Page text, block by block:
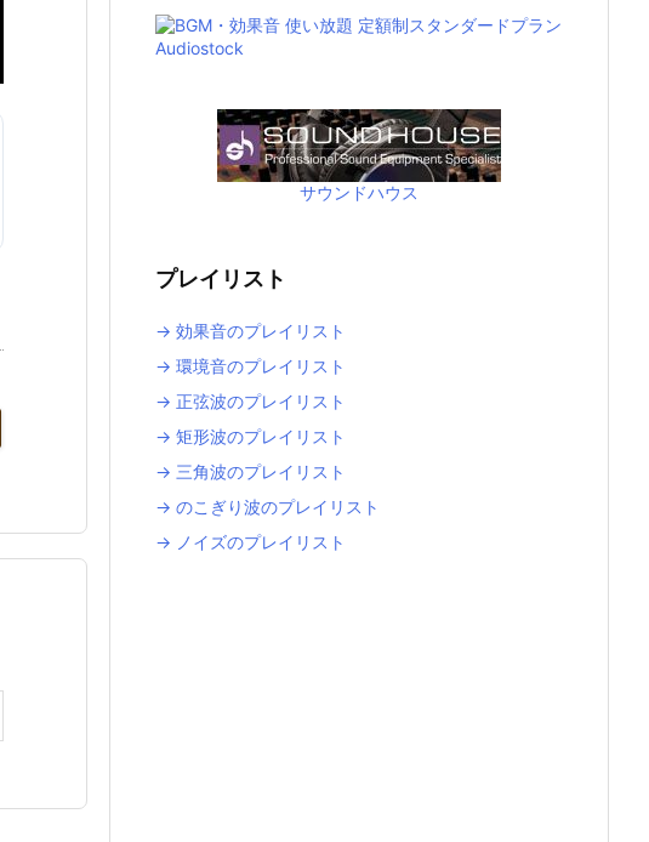
サウンドハウス
プレイリスト
→ 効果音のプレイリスト
→ 環境音のプレイリスト
→ 正弦波のプレイリスト
→ 矩形波のプレイリスト
→ 三角波のプレイリスト
→ のこぎり波のプレイリスト
→ ノイズのプレイリスト